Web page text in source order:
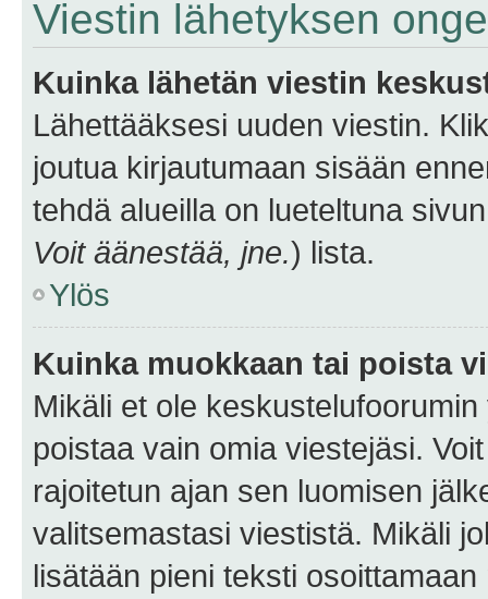
Viestin lähetyksen
Kuinka lähetän viestin
Lähettääksesi uuden viestin.
joutua kirjautumaan sisään
tehdä alueilla on lueteltuna
Voit äänestää, jne.) lista.
Ylös
Kuinka muokkaan tai poista
Mikäli et ole
poistaa vain omia viestejäsi.
rajoitetun ajan sen luomisen
valitsemastasi viestistä. Mikäli
lisätään pieni teksti